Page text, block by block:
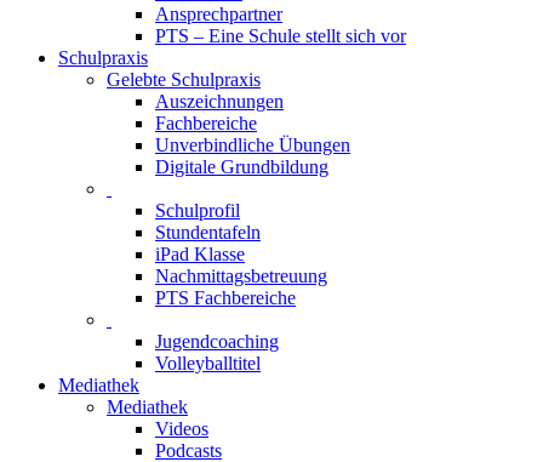
Ansprechpartner
PTS – Eine Schule stellt sich vor
Schulpraxis
Gelebte Schulpraxis
Auszeichnungen
Fachbereiche
Unverbindliche Übungen
Digitale Grundbildung
Schulprofil
Stundentafeln
iPad Klasse
Nachmittagsbetreuung
PTS Fachbereiche
Jugendcoaching
Volleyballtitel
Mediathek
Mediathek
Videos
Podcasts